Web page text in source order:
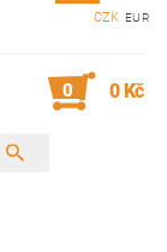
CZK EUR
0 0 Kč